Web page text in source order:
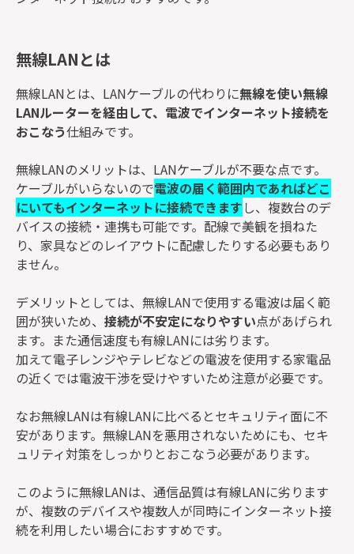
無線LANとは
無線LANとは、LANケーブルの代わりに無線を使い無線
LANルーターを経由して、電波でインターネット接続を
おこなう仕組みです。
無線LANのメリットは、LANケーブルが不要な点です。
ケーブルがいらないので電波の届く範囲内であればどこ
にいてもインターネットに接続できます し、複数台のデ
バイスの接続・連携も可能です。配線で美観を損ねた
り、家具などのレイアウトに配慮したりする必要もあり
ません。
デメリットとしては、無線LANで使用する電波は届く範
囲が狭いため、 接続が不安定になりやすい点があげられ
ます。また通信速度も有線LANには劣ります。
加えて電子レンジやテレビなどの電波を使用する家電品
の近くでは電波干渉を受けやすいため注意が必要です。
なお無線LANは有線LANに比べるとセキュリティ面に不
安があります。無線LANを悪用されないためにも、セキ
ュリティ対策をしっかりとおこなう必要があります。
このように無線LANは、通信品質は有線LANに劣ります
が、複数のデバイスや複数人が同時にインターネット接
続を利用したい場合におすすめです。